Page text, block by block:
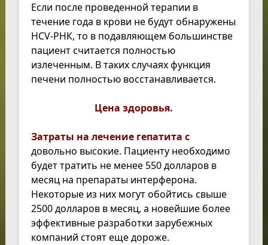
Если после проведенной терапии в
течение года в крови не будут обнаружены
HCV-РНК, то в подавляющем большинстве
пациент считается полностью
излеченным. В таких случаях функция
печени полностью восстанавливается.
Цена здоровья.
Затраты на лечение гепатита с
довольно высокие. Пациенту необходимо
будет тратить не менее 550 долларов в
месяц на препараты интерферона.
Некоторые из них могут обойтись свыше
2500 долларов в месяц, а новейшие более
эффективные разработки зарубежных
компаний стоят еще дороже.